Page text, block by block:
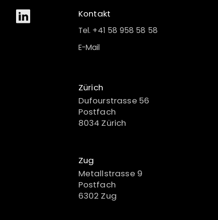
Kontakt
Tel. +41 58 958 58 58
E-Mail
Zürich
Dufourstrasse 56
Postfach
8034 Zürich
Zug
Metallstrasse 9
Postfach
6302 Zug